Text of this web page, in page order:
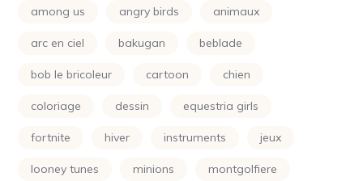
among us angry birds animaux
arc en ciel bakugan beblade
bob le bricoleur cartoon chien
coloriage dessin equestria girls
fortnite hiver instruments jeux
looney tunes minions montgolfiere